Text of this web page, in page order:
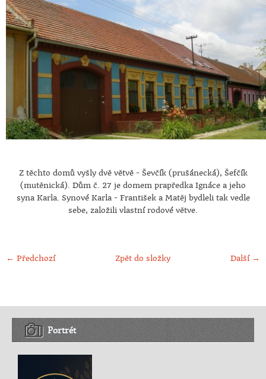
Z těchto domů vyšly dvě větvě - Ševčík (prušánecká), Šefčík
(mutěnická). Dům č. 27 je domem prapředka Ignáce a jeho
syna Karla. Synové Karla - František a Matěj bydleli tak vedle
sebe, založili vlastní rodové větve.
← Předchozí Další →
Zpět do složky
Portrét